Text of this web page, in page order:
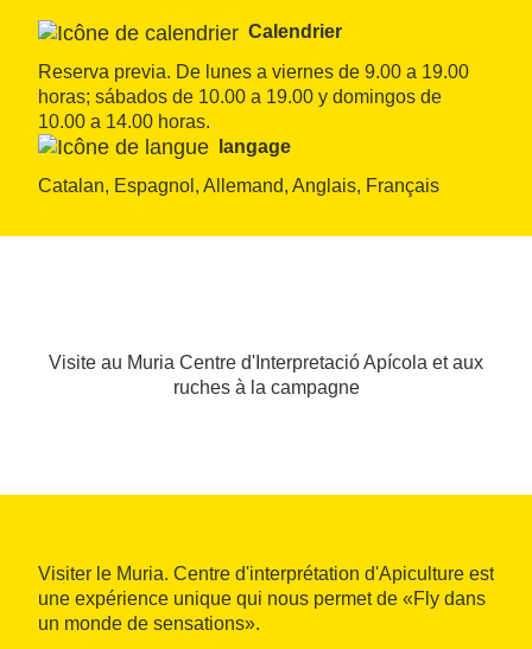
Calendrier
Reserva previa. De lunes a viernes de 9.00 a 19.00
horas; sábados de 10.00 a 19.00 y domingos de
10.00 a 14.00 horas.
langage
Catalan, Espagnol, Allemand, Anglais, Français
Visite au Muria Centre d'Interpretació Apícola et aux
ruches à la campagne
Visiter le Muria. Centre d'interprétation d'Apiculture est
une expérience unique qui nous permet de «Fly dans
un monde de sensations».